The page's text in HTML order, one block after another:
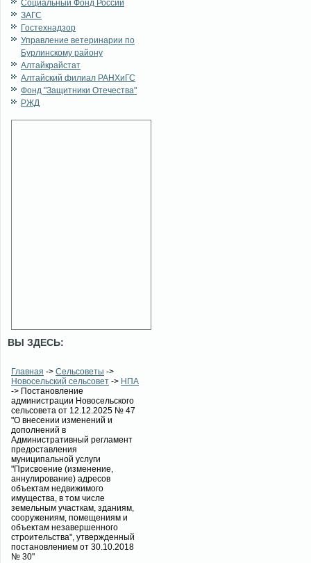
Социальный Фонд России
ЗАГС
Гостехнадзор
Управление ветеринарии по
Бурлинскому району
Алтайкрайстат
Алтайский филиал РАНХиГС
Фонд "Защитники Отечества"
РЖД
ВЫ ЗДЕСЬ:
Главная -> Сельсоветы ->
Новосельский сельсовет -> НПА
-> Постановление
администрации Новосельского
сельсовета от 12.12.2025 № 47
"О внесении изменений и
дополнений в
Административный регламент
предоставления
муниципальной услуги
"Присвоение (изменение,
аннулирование) адресов
объектам недвижимого
имущества, в том числе
земельным участкам, зданиям,
сооружениям, помещениям и
объектам незавершенного
строительства", утвержденный
постановлением от 30.10.2018
№ 30"